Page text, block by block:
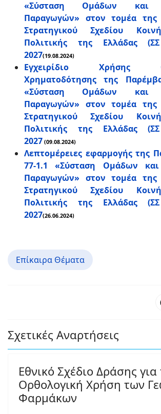
«Σύσταση Ομάδων και
Παραγωγών» στον τομέα της
Στρατηγικού Σχεδίου
Πολιτικής της Ελλάδας
2027(19.08.2024)
Εγχειρίδιο Χρήσης
Χρηματοδότησης της
«Σύσταση Ομάδων και
Παραγωγών» στον τομέα της
Στρατηγικού Σχεδίου
Πολιτικής της Ελλάδας
2027 (09.08.2024)
Λεπτομέρειες εφαρμογής της
77-1.1 «Σύσταση Ομάδων
Παραγωγών» στον τομέα της
Στρατηγικού Σχεδίου
Πολιτικής της Ελλάδας
2027(26.06.2024)
Επίκαιρα Θέματα
Σχετικές Αναρτήσεις
Εθνικό Σχέδιο Δράσης για
Ορθολογική Χρήση των
Φαρμάκων